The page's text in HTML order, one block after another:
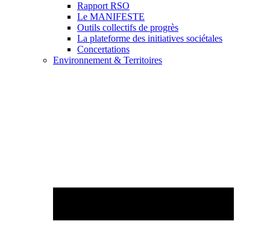
Rapport RSO
Le MANIFESTE
Outils collectifs de progrès
La plateforme des initiatives sociétales
Concertations
Environnement & Territoires